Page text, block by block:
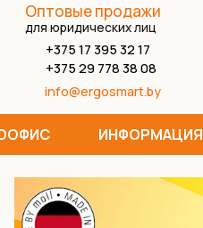
Оптовые продажи
для юридических лиц
+375 17 395 32 17
+375 29 778 38 08
info@ergosmart.by
ИНФОРМАЦИЯ